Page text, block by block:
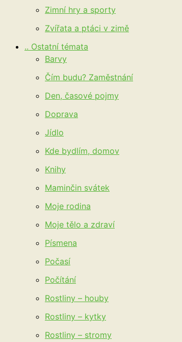
Zimní hry a sporty
Zvířata a ptáci v zimě
.. Ostatní témata
Barvy
Čím budu? Zaměstnání
Den, časové pojmy
Doprava
Jídlo
Kde bydlím, domov
Knihy
Maminčin svátek
Moje rodina
Moje tělo a zdraví
Písmena
Počasí
Počítání
Rostliny – houby
Rostliny – kytky
Rostliny – stromy